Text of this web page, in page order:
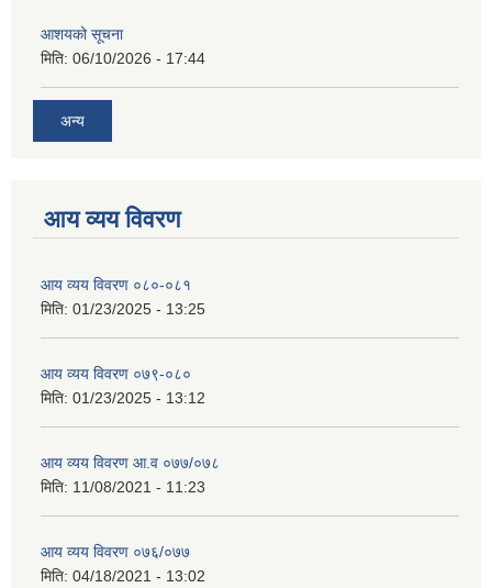
आशयको सूचना
मिति: 06/10/2026 - 17:44
अन्य
आय व्यय विवरण
आय व्यय विवरण ०८०-०८१
मिति: 01/23/2025 - 13:25
आय व्यय विवरण ०७९-०८०
मिति: 01/23/2025 - 13:12
आय व्यय विवरण आ.व ०७७/०७८
मिति: 11/08/2021 - 11:23
आय व्यय विवरण ०७६/०७७
मिति: 04/18/2021 - 13:02